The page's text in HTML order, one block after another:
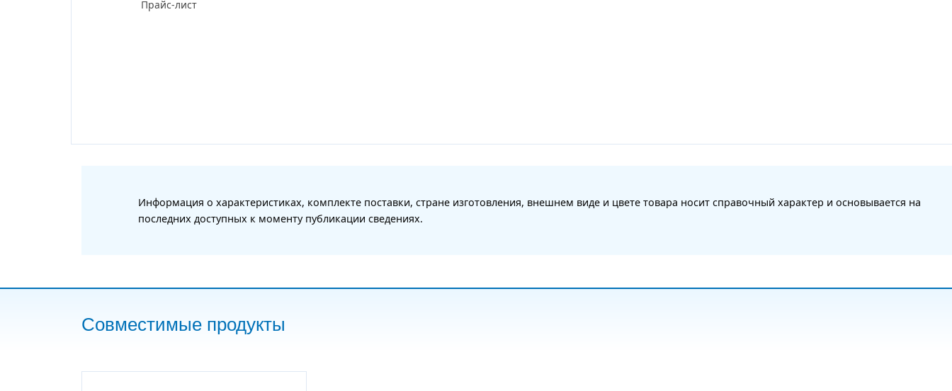
Прайс-лист
Информация о характеристиках, комплекте поставки, стране изготовления, внешнем виде и цвете товара носит справочный характер и основывается на
последних доступных к моменту публикации сведениях.
Совместимые продукты